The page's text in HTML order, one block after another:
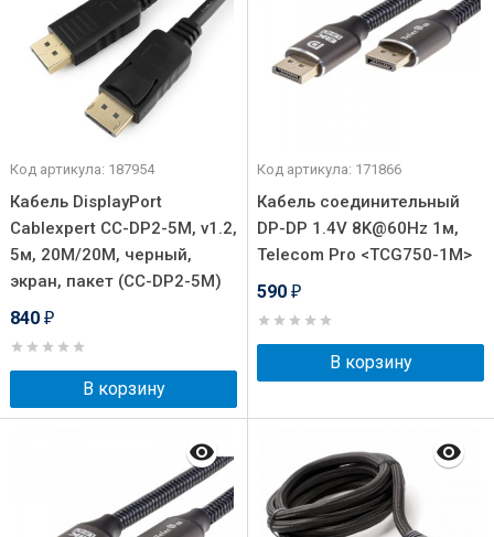
Код артикула: 187954
Кабель DisplayPort
Cablexpert CC-DP2-5M, v1.2,
5м, 20M/20M, черный,
экран, пакет (CC-DP2-5M)
840 ₽
В корзину
Код артикула: 171866
Кабель соединительный
DP-DP 1.4V 8K@60Hz 1м,
Telecom Pro <TCG750-1M>
590 ₽
В корзину